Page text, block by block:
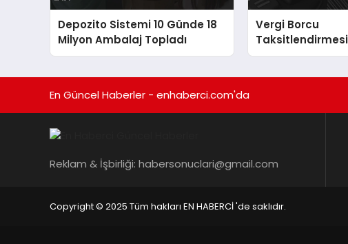
Depozito Sistemi 10 Günde 18
Milyon Ambalaj Topladı
Vergi Borcu
TL’lik İlgi
En Güncel Haberler - enhaberci.com'da
Reklam & İşbirliği: habersonuclari@gmail.com
Copyright © 2025 Tüm hakları EN HABERCİ 'de saklıdır.